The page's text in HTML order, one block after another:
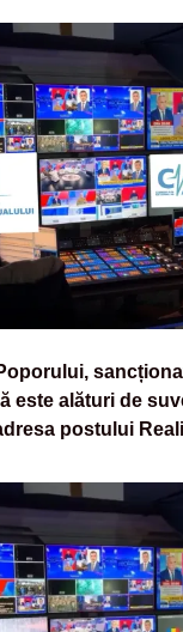
este alături de
postului